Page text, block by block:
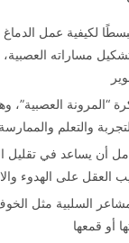
لكيفية عمل الدماغ
مساراته
“المرونة العصبية”،
والتعلم
أن يساعد في تقليل
العقل على الهدوء
السلبية مثل
أو قمعها